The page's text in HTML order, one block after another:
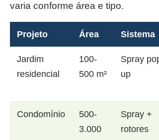
varia conforme área e tipo.
Projeto Área Sistema
Jardim
residencial
100-
500 m²
Spray pop-
up
Condomínio
500-
3.000
Spray +
rotores